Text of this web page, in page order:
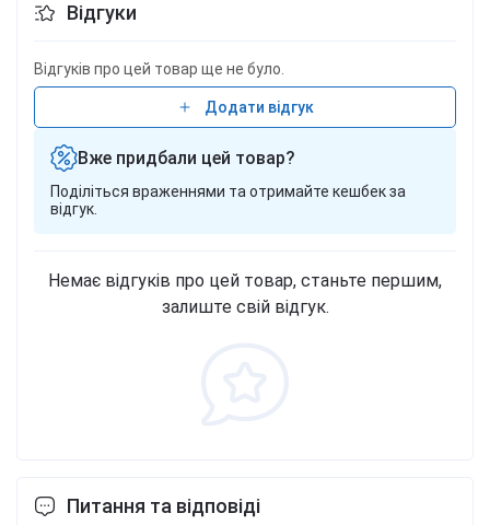
Відгуки
Відгуків про цей товар ще не було.
Додати відгук
Вже придбали цей товар?
Поділіться враженнями та отримайте кешбек за
відгук.
Немає відгуків про цей товар, станьте першим,
залиште свій відгук.
Питання та відповіді